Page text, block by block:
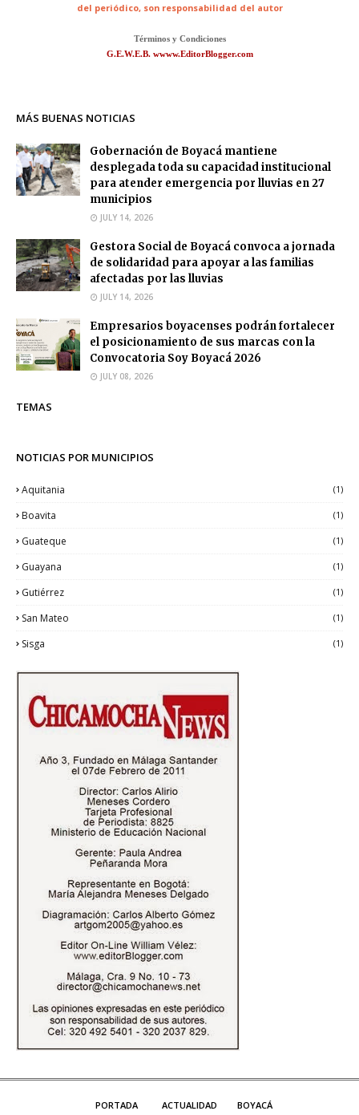
del periódico, son responsabilidad del autor
Términos y Condiciones
G.E.W.E.B. wwww.EditorBlogger.com
MÁS BUENAS NOTICIAS
Gobernación de Boyacá mantiene
desplegada toda su capacidad institucional
para atender emergencia por lluvias en 27
municipios
JULY 14, 2026
Gestora Social de Boyacá convoca a jornada
de solidaridad para apoyar a las familias
afectadas por las lluvias
JULY 14, 2026
Empresarios boyacenses podrán fortalecer
el posicionamiento de sus marcas con la
Convocatoria Soy Boyacá 2026
JULY 08, 2026
TEMAS
NOTICIAS POR MUNICIPIOS
Aquitania (1)
Boavita (1)
Guateque (1)
Guayana (1)
Gutiérrez (1)
San Mateo (1)
Sisga (1)
PORTADA ACTUALIDAD BOYACÁ